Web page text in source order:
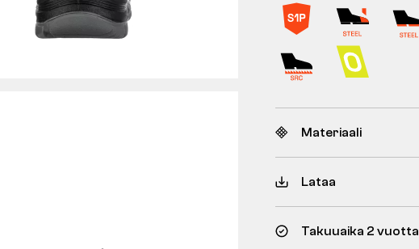
Materiaali
Lataa
Takuuaika 2 vuotta